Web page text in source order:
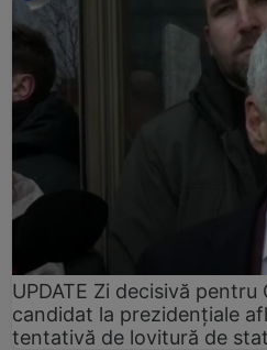
UPDATE Zi decisivă
candidat la prezidențiale
tentativă de lovitură de stat